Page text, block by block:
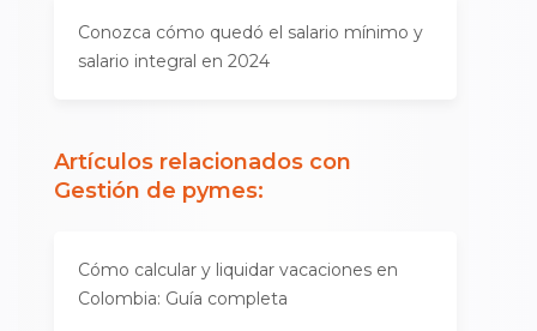
Conozca cómo quedó el salario mínimo y
salario integral en 2024
Artículos relacionados con
Gestión de pymes:
Cómo calcular y liquidar vacaciones en
Colombia: Guía completa